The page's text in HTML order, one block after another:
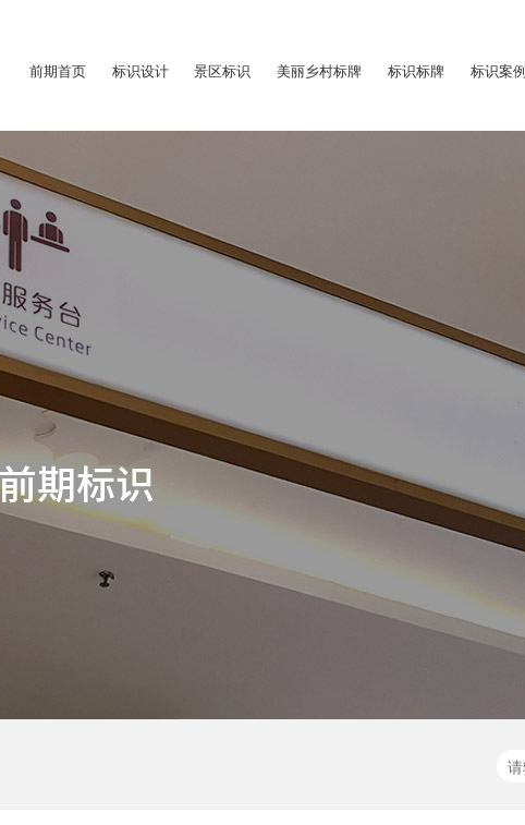
前期首页 标识设计 景区标识 美丽乡村标牌 标识标牌 标识案例